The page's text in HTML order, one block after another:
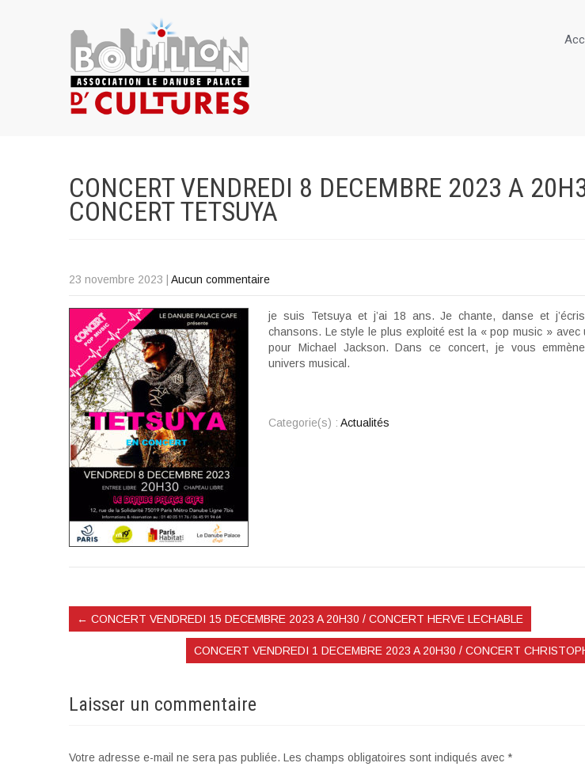
CONCERT VENDREDI 8 DECEMBRE 2023 A
CONCERTTETSUYA
23 novembre 2023 Aucun commentaire
je suis Tetsuya et j’ai 18 ans. Je chante, danse et
chansons. Le style le plus exploité est la « pop music » avec
pour Michael Jackson. Dans ce concert, je vous
univers musical.
Categorie(s) : Actualités
← CONCERT VENDREDI 15 DECEMBRE 2023 A 20H30 / CONCERT HERVE LECHABLE
CONCERT VENDREDI 1 DECEMBRE 2023 A 20H30 / CONCERT
Laisser un commentaire
Votre adresse e-mail ne sera pas publiée. Les champs obligatoires sont indiqués avec *